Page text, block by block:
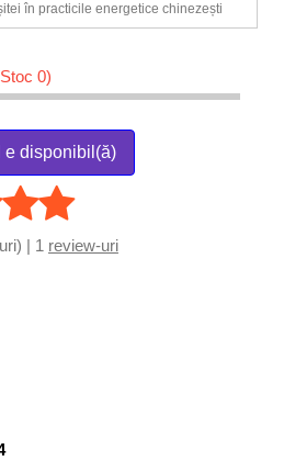
în practicile energetice chinezești
0)
disponibil(ă)
| 1 review-uri